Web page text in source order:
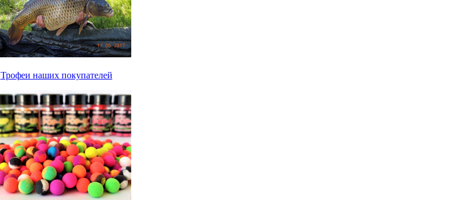
Трофеи наших покупателей